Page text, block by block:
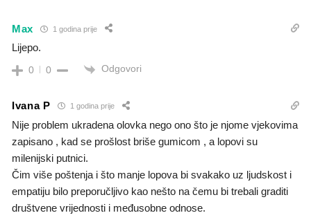
Max 1 godina prije
Lijepo.
0 0 Odgovori
Ivana P 1 godina prije
Nije problem ukradena olovka nego ono što je njome vjekovima
zapisano , kad se prošlost briše gumicom , a lopovi su
milenijski putnici.
Čim više poštenja i što manje lopova bi svakako uz ljudskost i
empatiju bilo preporučljivo kao nešto na čemu bi trebali graditi
društvene vrijednosti i međusobne odnose.